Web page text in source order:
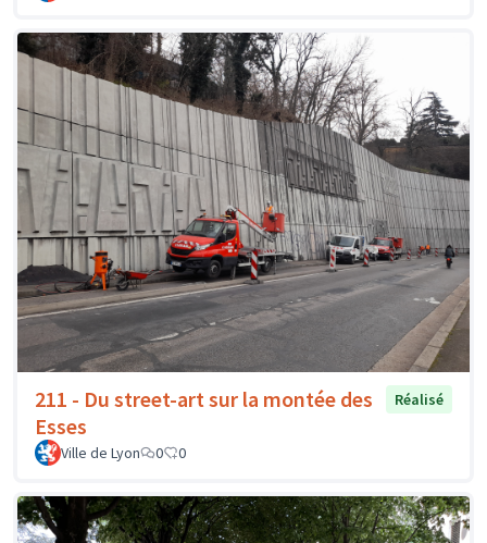
211 - Du street-art sur la montée des
Esses
Réalisé
Ville de Lyon 0 0